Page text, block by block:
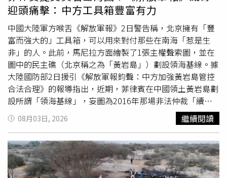
在感染者，切斷社區傳播鏈。專家分析，疫情持續惡化並非
單一因素造成，而是受到病例偵測延誤、疫情監測系統超出
負荷、部分疫區長期武裝衝突、醫療資源不足，以及目前缺
乏針對本次流行病毒株的疫苗與有效治療方式等多重因素影
響，使防疫工作困難重重。民主剛果官方目前也正在調查一
起疑似病例，一名搭船自東北部前往首都金夏沙
（Kinshasa）的乘客途中死亡，相關單位已緊急隔離全船乘
客並進行採檢，以防疫情進一步向其他地區擴散。疫情也對
當地醫療體系造成連鎖衝擊。聯合國兒童基金會
（UNICEF）指出，由於民眾害怕感染，不少家長不敢帶孩
子前往醫療院所，導致疫情重災區蒙巴瓦盧
（Mongbwalu）第一劑麻疹疫苗接種率暴跌69%。為降低
死亡率，非洲疾管中心正評估依「同情使用」
（Compassionate Use）原則，引進抗病毒藥物瑞德西韋
（Remdesivir）治療重症患者，同時研究是否擴大使用
巡查時，相關人員就已發現達吉斯坦北部出現首批孵化蝗
蟲，並提醒地主及農業經營者提前防範。然而，儘管數月前
已發出警告，如今「蝗災」仍全面爆發，當局正持續透過空
中與地面作業，全力阻止災害進一步擴大。
迎頭痛擊：中方工具箱豐富有力
中國大陸軍方喉舌《解放軍報》2日警告稱，北京擁有「豐
富而強大的」工具箱，可以用來對付那些在南海「惹是生
非」的人。此前，馬尼拉方面繪製了1張主權聲索圖，並在
圖中的民主礁（北京稱之為「黃岩島」）劃設領海基線。據
大陸國防部2日援引《解放軍報鈞聲：中方加強黃岩島管控
合法合理》的報導指出，近期，菲律賓在中國領土黃岩島劃
設所謂「領海基線」，妄圖為2016年那場非法仲裁「續
命」，並掀起新一輪煽宣炒作。此種充滿挑釁意味的惡劣行
徑，嚴重侵犯中國領土主權，嚴重違反《
聯合國憲章》《聯
合國海洋法公約》等國際法，再度暴露出一些菲律賓政客不
斷生事、攪亂南海的醜陋面目。8月1日，中國人民解放軍南
部戰區位黃岩島領海、領空和周邊海空域組織海空聯合演
訓。報導指出，這是針對當前南海局勢及個別域內國家破壞
08月03日, 2026 繼續閱讀